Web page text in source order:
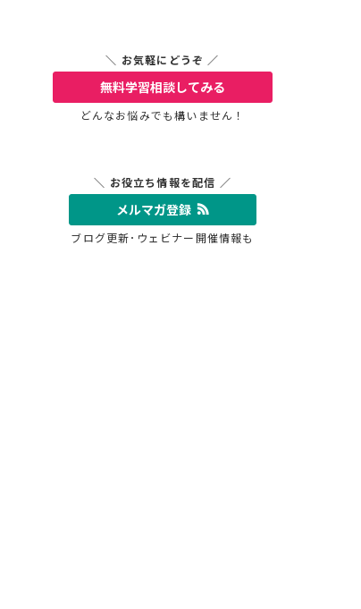
＼ お気軽にどうぞ ／
無料学習相談してみる
どんなお悩みでも構いません！
＼ お役立ち情報を配信 ／
メルマガ登録
ブログ更新･ウェビナー開催情報も